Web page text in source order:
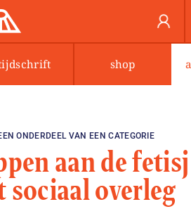
shop
ONDERDEEL VAN EEN CATEGORIE
aan de
sociaal overleg